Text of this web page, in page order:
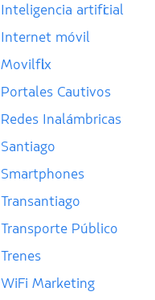
Inteligencia artificial
Internet móvil
Movilflix
Portales Cautivos
Redes Inalámbricas
Santiago
Smartphones
Transantiago
Transporte Público
Trenes
WiFi Marketing